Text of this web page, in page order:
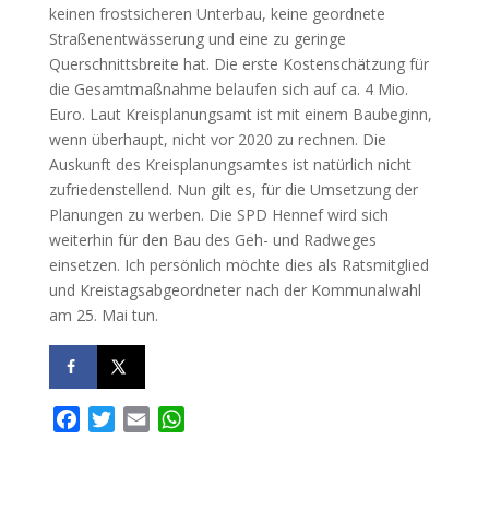
keinen frostsicheren Unterbau, keine geordnete
Straßenentwässerung und eine zu geringe
Querschnittsbreite hat. Die erste Kostenschätzung für
die Gesamtmaßnahme belaufen sich auf ca. 4 Mio.
Euro. Laut Kreisplanungsamt ist mit einem Baubeginn,
wenn überhaupt, nicht vor 2020 zu rechnen. Die
Auskunft des Kreisplanungsamtes ist natürlich nicht
zufriedenstellend. Nun gilt es, für die Umsetzung der
Planungen zu werben. Die SPD Hennef wird sich
weiterhin für den Bau des Geh- und Radweges
einsetzen. Ich persönlich möchte dies als Ratsmitglied
und Kreistagsabgeordneter nach der Kommunalwahl
am 25. Mai tun.